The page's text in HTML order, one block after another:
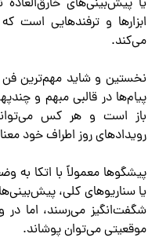
یا پیش‌بینی‌های خارق‌العاده
ابزارها و ترفندهایی
می‌کند.
نخستین و شاید مهم‌ترین فن
پیام‌ها در قالبی مبهم و
باز است و هر کس
رویدادهای روز اطراف خود
پیشگوها معمولاً با اتکا به
یا سناریوهای کلی،
شگفت‌انگیز می‌رسند، اما
موقعیتی می‌توان پوشاند.